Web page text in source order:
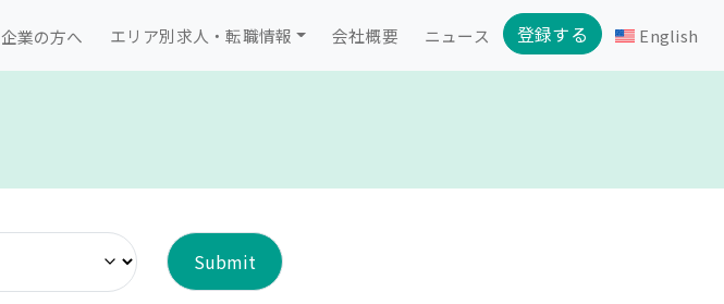
企業の方へ エリア別求人・転職情報 会社概要 ニュース 登録する English